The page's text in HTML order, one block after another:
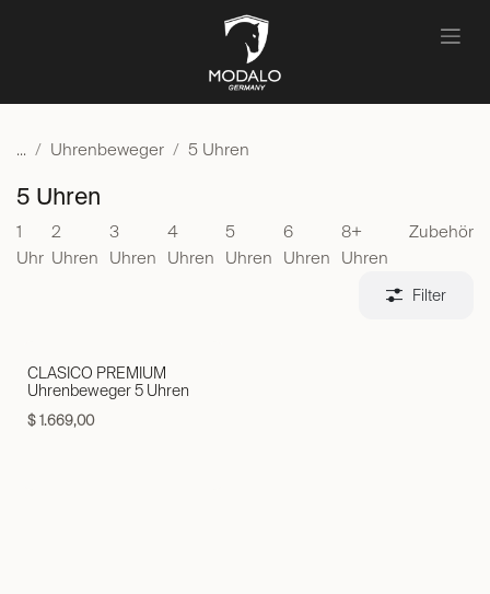
... Uhrenbeweger 5 Uhren
5 Uhren
1
Uhr
2
Uhren
3
Uhren
4
Uhren
5
Uhren
6
Uhren
8+
Uhren
Zubehör
Filter
CLASICO PREMIUM
Uhrenbeweger 5 Uhren
$1.669,00